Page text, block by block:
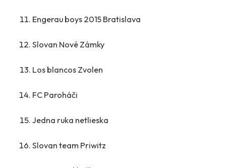
Engerau boys 2015 Bratislava
Slovan Nové Zámky
Los blancos Zvolen
FC Paroháči
Jedna ruka netlieska
Slovan team Priwitz